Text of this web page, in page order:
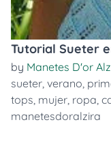
Tutorial Sueter
by Manetes D'or
sueter, verano,
tops, mujer, ropa,
manetesdoralzira